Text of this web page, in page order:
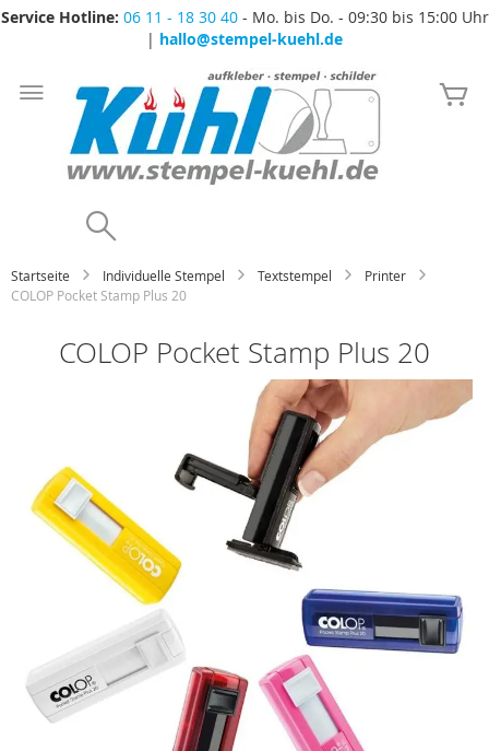
Service Hotline: 06 11 - 18 30 40- Mo. bis Do. - 09:30 bis 15:00 Uhr
| hallo@stempel-kuehl.de
Zum
Inhalt
springen
Startseite Individuelle Stempel Textstempel
Printer
COLOP Pocket Stamp Plus 20
COLOP Pocket Stamp Plus 20
springen